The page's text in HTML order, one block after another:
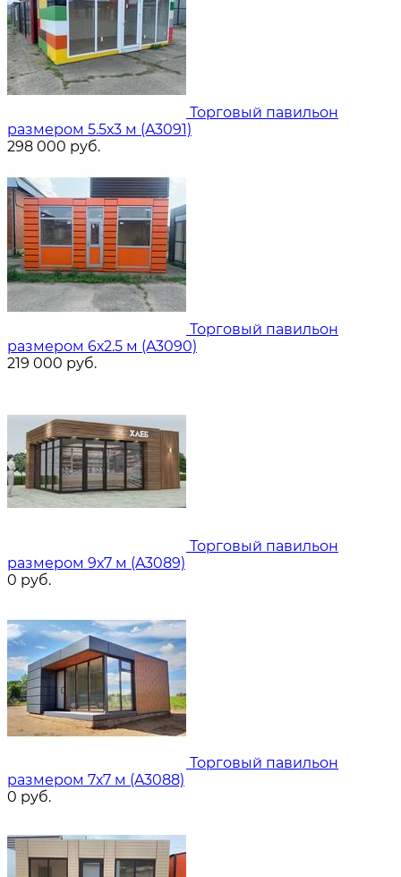
Торговый павильон
размером 5.5х3 м (A3091)
298 000 руб.
Торговый павильон
размером 6х2.5 м (A3090)
219 000 руб.
Торговый павильон
размером 9х7 м (A3089)
0 руб.
Торговый павильон
размером 7х7 м (A3088)
0 руб.